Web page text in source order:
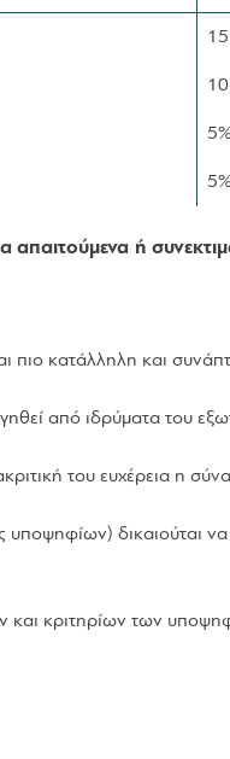
ή
πιο κατάλληλη και
από ιδρύματα του
του ευχέρεια η
δικαιούται
και κριτηρίων των